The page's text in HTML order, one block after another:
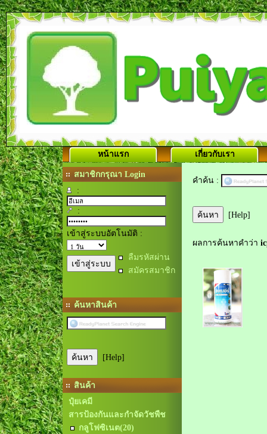
หน้าแรก เกี่ยวกับเรา
สมาชิกกรุณา Login
:
:
เข้าสู่ระบบอัตโนมัติ :
ลืมรหัสผ่าน
สมัครสมาชิก
ค้นหาสินค้า
[Help]
สินค้า
ปุ๋ยเคมี
สารป้องกันและกำจัดวัชพืช
กลูโฟซิเนต(20)
คำค้น :
[Help]
ผลการค้นหาคำว่า